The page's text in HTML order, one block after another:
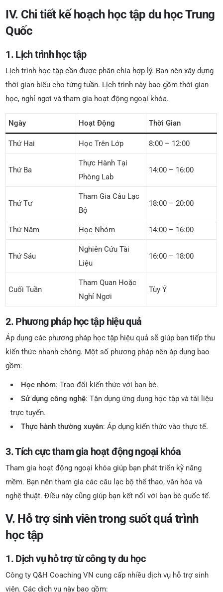
IV. Chi tiết kế hoạch học tập du học Trung
Quốc
1. Lịch trình học tập
Lịch trình học tập cần được phân chia hợp lý. Bạn nên xây dựng
thời gian biểu cho từng tuần. Lịch trình này bao gồm thời gian
học, nghỉ ngơi và tham gia hoạt động ngoại khóa.
Ngày Hoạt Động Thời Gian
Thứ Hai Học Trên Lớp 8:00 – 12:00
Thứ Ba
Thực Hành Tại
Phòng Lab
14:00 – 16:00
Thứ Tư
Tham Gia Câu Lạc
Bộ
18:00 – 20:00
Thứ Năm Học Nhóm 14:00 – 16:00
Thứ Sáu
Nghiên Cứu Tài
Liệu
16:00 – 18:00
Cuối Tuần
Tham Quan Hoặc
Nghỉ Ngơi
Tùy Ý
2. Phương pháp học tập hiệu quả
Áp dụng các phương pháp học tập hiệu quả sẽ giúp bạn tiếp thu
kiến thức nhanh chóng. Một số phương pháp nên áp dụng bao
gồm:
Học nhóm: Trao đổi kiến thức với bạn bè.
Sử dụng công nghệ: Tận dụng ứng dụng học tập và tài liệu
trực tuyến.
Thực hành thường xuyên: Áp dụng kiến thức vào thực tế.
3. Tích cực tham gia hoạt động ngoại khóa
Tham gia hoạt động ngoại khóa giúp bạn phát triển kỹ năng
mềm. Bạn nên tham gia các câu lạc bộ thể thao, văn hóa và
nghệ thuật. Điều này cũng giúp bạn kết nối với bạn bè quốc tế.
V. Hỗ trợ sinh viên trong suốt quá trình
học tập
1. Dịch vụ hỗ trợ từ công ty du học
Công ty Q&H Coaching VN cung cấp nhiều dịch vụ hỗ trợ sinh
viên. Các dịch vụ này bao gồm: